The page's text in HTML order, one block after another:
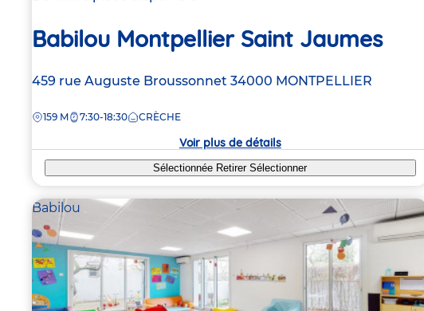
Babilou Montpellier Saint Jaumes
Adresse
la
459 rue Auguste Broussonnet 34000 MONTPELLIER
DISTANCE
159 M 7:30-18:30 CRÈCHE
Voir plus de détails
Sélectionnée RetirerSélectionner
Babilou